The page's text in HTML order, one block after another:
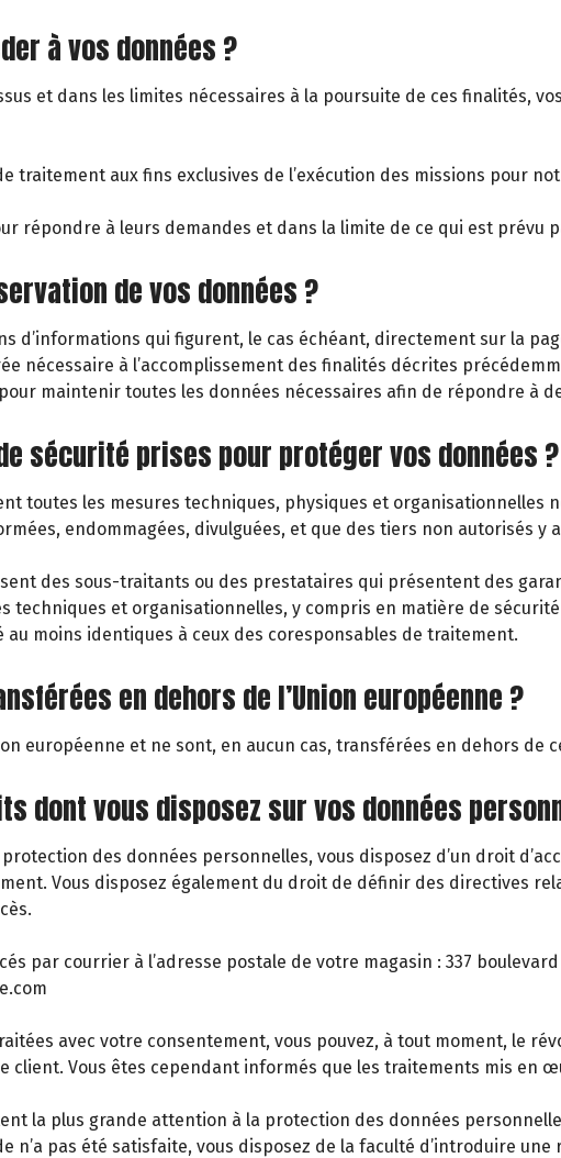
à vos données ?
et dans les limites nécessaires à la poursuite de ces finalités,
traitement aux fins exclusives de l’exécution des missions pour
répondre à leurs demandes et dans la limite de ce qui est prévu
de vos données ?
d’informations qui figurent, le cas échéant, directement sur la
nécessaire à l’accomplissement des finalités décrites
maintenir toutes les données nécessaires afin de répondre à
sécurité prises pour protéger vos données ?
toutes les mesures techniques, physiques et organisationnelles
endommagées, divulguées, et que des tiers non autorisés y
des sous-traitants ou des prestataires qui présentent des
techniques et organisationnelles, y compris en matière de
moins identiques à ceux des coresponsables de traitement.
en dehors de l’Union européenne ?
européenne et ne sont, en aucun cas, transférées en dehors de
dont vous disposez sur vos données
des données personnelles, vous disposez d’un droit
Vous disposez également du droit de définir des directives
par courrier à l’adresse postale de votre magasin : 337
avec votre consentement, vous pouvez, à tout moment, le
client. Vous êtes cependant informés que les traitements mis
la plus grande attention à la protection des données
n’a pas été satisfaite, vous disposez de la faculté d’introduire